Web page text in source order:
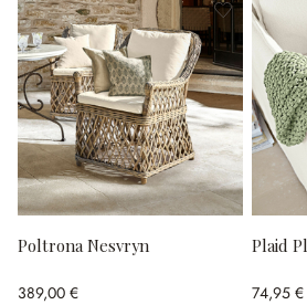
Poltrona Nesvryn
389,00 €
Plaid
74,95 €